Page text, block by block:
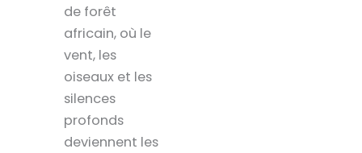
de forêt
africain, où le
vent, les
oiseaux et les
silences
profonds
deviennent les